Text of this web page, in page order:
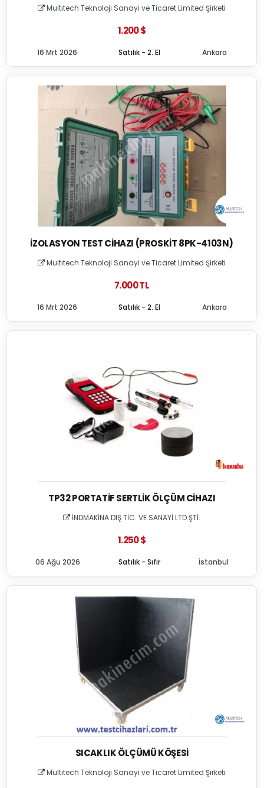
Multıtech Teknoloji Sanayi ve Ticaret Limited Şirketi
1.200 $
Satılık - 2. El
16 Mrt 2026 Ankara
İZOLASYON TEST CIHAZI (PROSKIT 8PK-4103N)
Multıtech Teknoloji Sanayi ve Ticaret Limited Şirketi
7.000 TL
Satılık - 2. El
16 Mrt 2026 Ankara
TP32 PORTATIF SERTLIK ÖLÇÜM CIHAZI
İNDMAKİNA DIŞ TİC. VE SANAYİ LTD.ŞTİ.
1.250 $
Satılık - Sıfır
06 Ağu 2026 İstanbul
SICAKLIK ÖLÇÜMÜ KÖŞESI
Multıtech Teknoloji Sanayi ve Ticaret Limited Şirketi